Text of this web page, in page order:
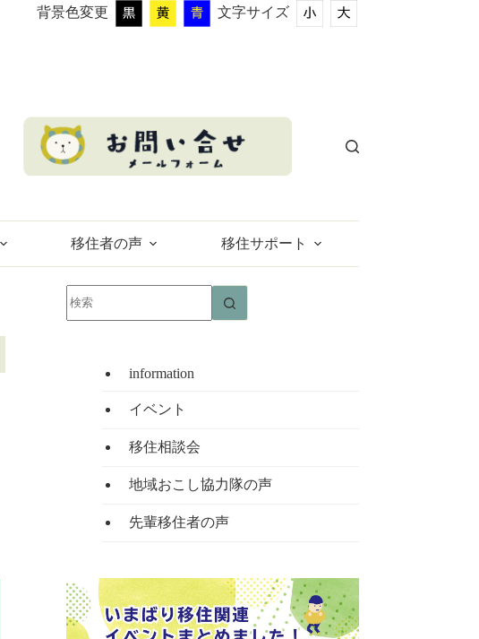
背景色変更 文字サイズ
移住者の声 移住サポート
果
information
イベント
移住相談会
地域おこし協力隊の声
先輩移住者の声